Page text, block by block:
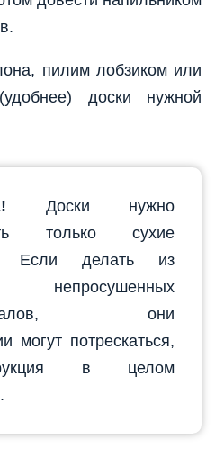
пилим лобзиком или
доски нужной
Доски нужно
только сухие
Если делать из
они
могут потрескаться,
в целом